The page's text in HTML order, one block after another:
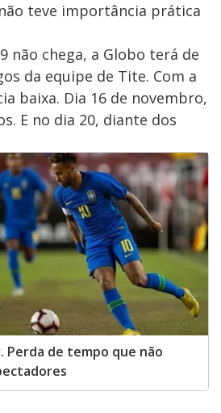
teve importância prática
não chega, a Globo terá de
da equipe de Tite. Com a
baixa. Dia 16 de novembro,
E no dia 20, diante dos
Perda de tempo que não